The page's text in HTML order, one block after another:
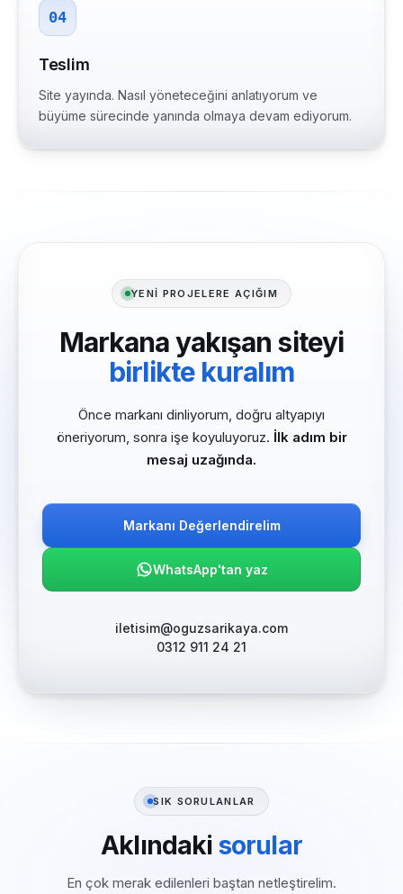
04
Teslim
Site yayında. Nasıl yöneteceğini anlatıyorum ve
büyüme sürecinde yanında olmaya devam ediyorum.
YENİ PROJELERE AÇIĞIM
Markana yakışan siteyi
birlikte kuralım
Önce markanı dinliyorum, doğru altyapıyı
öneriyorum, sonra işe koyuluyoruz. İlk adım bir
mesaj uzağında.
Markanı Değerlendirelim
WhatsApp'tan yaz
iletisim@oguzsarikaya.com
0312 911 24 21
SIK SORULANLAR
Aklındaki sorular
En çok merak edilenleri baştan netleştirelim.